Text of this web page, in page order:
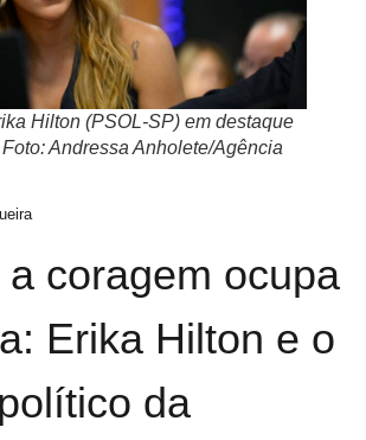
Orgulho na Barra: Uma Nova Era Começou
Cuidado
Shows
Workshop
Exposição “Com Orgulho”
Defenda-se
Hilton (PSOL-SP) em destaque
Andressa Anholete/Agência
coragem ocupa
Erika Hilton e o
da